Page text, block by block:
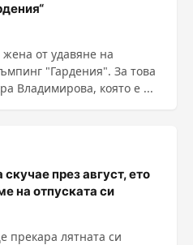
от удавяне на
"Гардения". За това
Владимирова, която е ...
през август, ето
на отпуската си
прекара лятната си